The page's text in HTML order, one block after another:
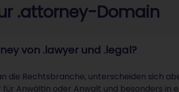
.attorney-Domain
von .lawyer und .legal?
die Rechtsbranche, unterscheiden sich
Anwältin oder Anwalt und besonders in